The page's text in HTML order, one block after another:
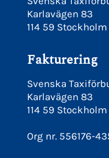
Karlavägen 83
114 59 Stockholm
Fakturering
Svenska
Karlavägen 83
114 59 Stockholm
Org nr. 556176-